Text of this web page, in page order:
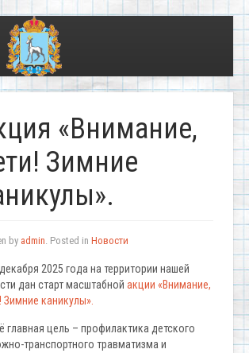
«Внимание,
Зимние
by admin. Posted in Новости
2025 года на территории нашей
дан старт масштабной акции «Внимание,
Зимние каникулы».
цель – профилактика детского
транспортного травматизма и